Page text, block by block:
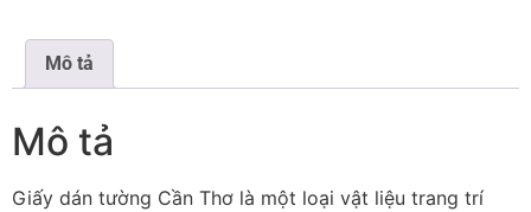
Mô tả
Mô tả
Giấy dán tường Cần Thơ là một loại vật liệu trang trí